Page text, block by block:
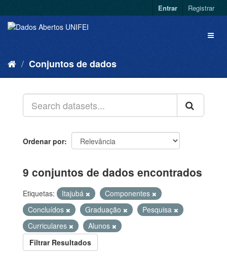
Entrar Registrar
Conjuntos de dados
Ordenar por
9 conjuntos de dados encontrados
Etiquetas: Itajubá
Componentes
Concluídos
Graduação
Pesquisa
Curriculares
Alunos
Filtrar Resultados